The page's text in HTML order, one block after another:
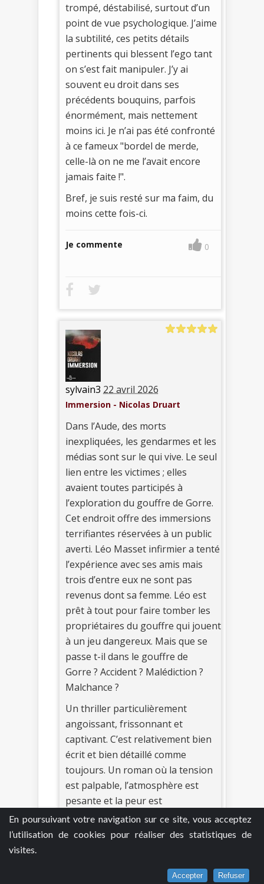
En poursuivant votre navigation sur ce site, vous acceptez
l’utilisation de cookies pour réaliser des statistiques de
visites.
Accepter Refuser
trompé, déstabilisé, surtout d’un
point de vue psychologique. J’aime
la subtilité, ces petits détails
pertinents qui blessent l’ego tant
on s’est fait manipuler. J’y ai
souvent eu droit dans ses
précédents bouquins, parfois
énormément, mais nettement
moins ici. Je n’ai pas été confronté
à ce fameux "bordel de merde,
celle-là on ne me l’avait encore
jamais faite !".
Bref, je suis resté sur ma faim, du
moins cette fois-ci.
Je commente 0
sylvain3 22 avril 2026
Immersion - Nicolas Druart
Dans l’Aude, des morts
inexpliquées, les gendarmes et les
médias sont sur le qui vive. Le seul
lien entre les victimes ; elles
avaient toutes participés à
l’exploration du gouffre de Gorre.
Cet endroit offre des immersions
terrifiantes réservées à un public
averti. Léo Masset infirmier a tenté
l’expérience avec ses amis mais
trois d’entre eux ne sont pas
revenus dont sa femme. Léo est
prêt à tout pour faire tomber les
propriétaires du gouffre qui jouent
à un jeu dangereux. Mais que se
passe t-il dans le gouffre de
Gorre ? Accident ? Malédiction ?
Malchance ?
Un thriller particulièrement
angoissant, frissonnant et
captivant. C’est relativement bien
écrit et bien détaillé comme
toujours. Un roman où la tension
est palpable, l’atmosphère est
pesante et la peur est
omniprésente. L’auteur réussi à
merveille à capter l’attention de
tout au long du livre. J’ai eu